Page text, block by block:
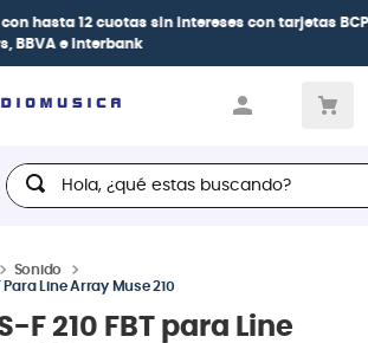
cuotas sin intereses con tarjetasBCP Visa,
Hola, ¿qué estas buscando?
Sonido
Para Line Array Muse 210
F 210 FBT para Line